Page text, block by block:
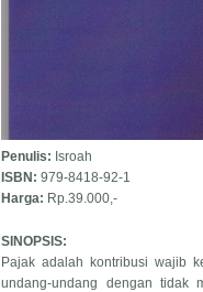
Penulis: Isroah
ISBN:979-8418-92-1
Harga: Rp.39.000,-
SINOPSIS:
Pajak adalah kontribusi wajib
undang-undang dengan tidak